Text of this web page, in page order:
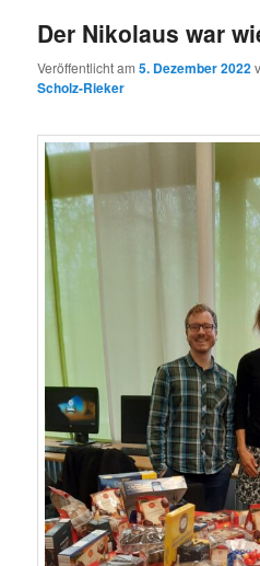
Der Nikolaus war
Veröffentlicht am5. Dezember 2022
Scholz-Rieker